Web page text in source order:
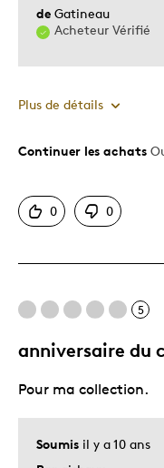
de Gatineau
Acheteur Vérifié
Plus de détails
Le pour
Motif attrayant
Très bonne qualité
Les meilleures
Cadeau de Noël
Cadeau pour enfant
Occasion spéciale
Continuer les achats
0 0
5
anniversaire du
Soumis il y a 10 ans
Pour ma collection.